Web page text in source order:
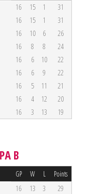
16 15 1
31
16 15 1
31
16 10 6
26
16 8 8
24
16 6 10
22
16 6 9
22
16 5 11
21
16 4 12
20
16 3 13 19
B
GP W L Points
16 13 3
29